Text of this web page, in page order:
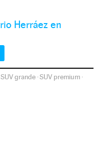
Herráez en
SUV grande·SUV premium ·